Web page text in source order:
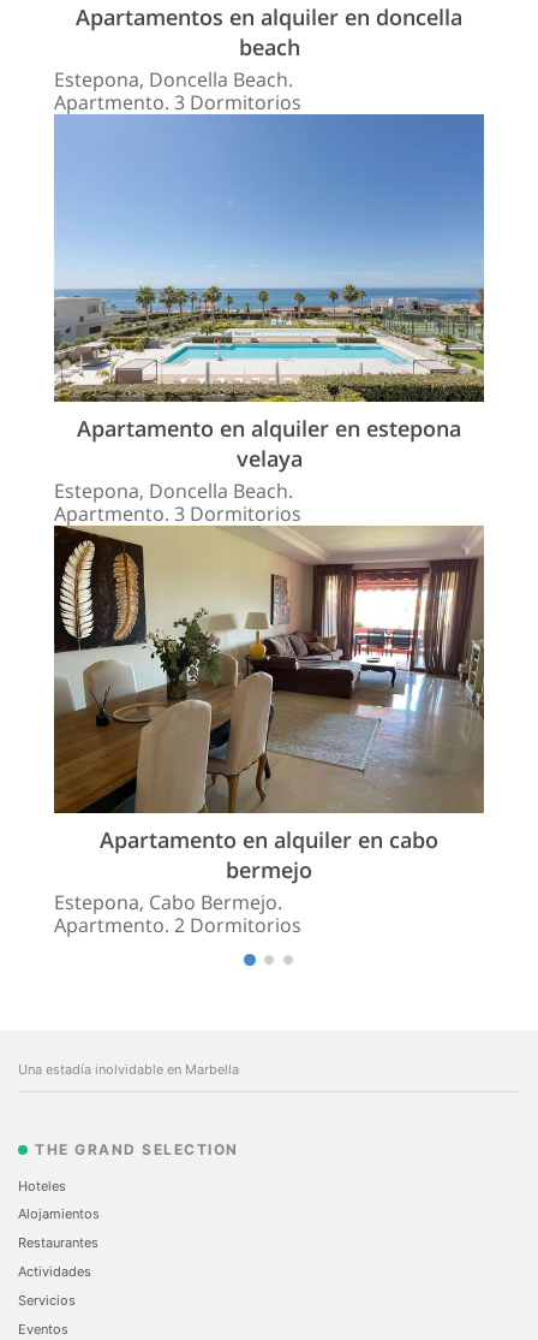
Apartamentos en alquiler en doncella
beach
Estepona, Doncella Beach.
Apartmento. 3 Dormitorios
Apartamento en alquiler en estepona
velaya
Estepona, Doncella Beach.
Apartmento. 3 Dormitorios
Apartamento en alquiler en cabo
bermejo
Estepona, Cabo Bermejo.
Apartmento. 2 Dormitorios
Una estadía inolvidable en Marbella
THE GRAND SELECTION
Hoteles
Alojamientos
Restaurantes
Actividades
Servicios
Eventos